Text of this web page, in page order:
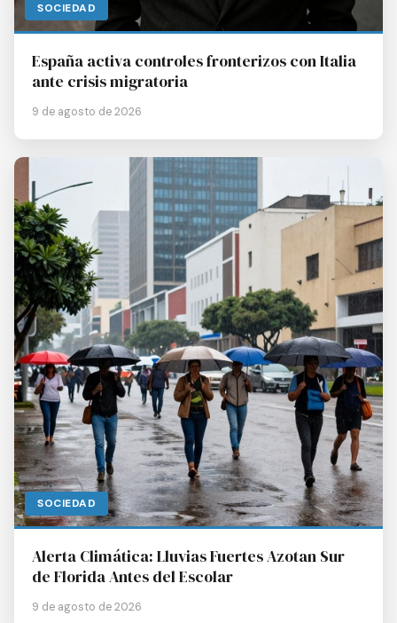
SOCIEDAD
España activa controles fronterizos con Italia
ante crisis migratoria
9 de agosto de 2026
SOCIEDAD
Alerta Climática: Lluvias Fuertes Azotan Sur
de Florida Antes del Escolar
9 de agosto de 2026